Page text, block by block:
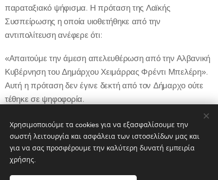
παραταξιακό ψήφισμα. Η πρόταση της Λαϊκής
Συσπείρωσης η οποία υιοθετήθηκε από την
αντιπολίτευση ανέφερε ότι:
«Απαιτούμε την άμεση απελευθέρωση από την Αλβανική
Κυβέρνηση του Δημάρχου Χειμάρρας Φρέντι Μπελέρη».
Αυτή η πρόταση δεν έγινε δεκτή από τον Δήμαρχο ούτε
τέθηκε σε ψηφοφορία.
Στο δικό του παραταξιακό ψήφισμα η Λαϊκή Συσπείρωση
ψήφισε λευκό.
Χρησιμοποιούμε τα cookies για να εξασφαλίσουμε την
σωστή λειτουργία και ασφάλεια των ιστοσελίδων μας και
για να σας προσφέρουμε την καλύτερη δυνατή εμπειρία
χρήσης.